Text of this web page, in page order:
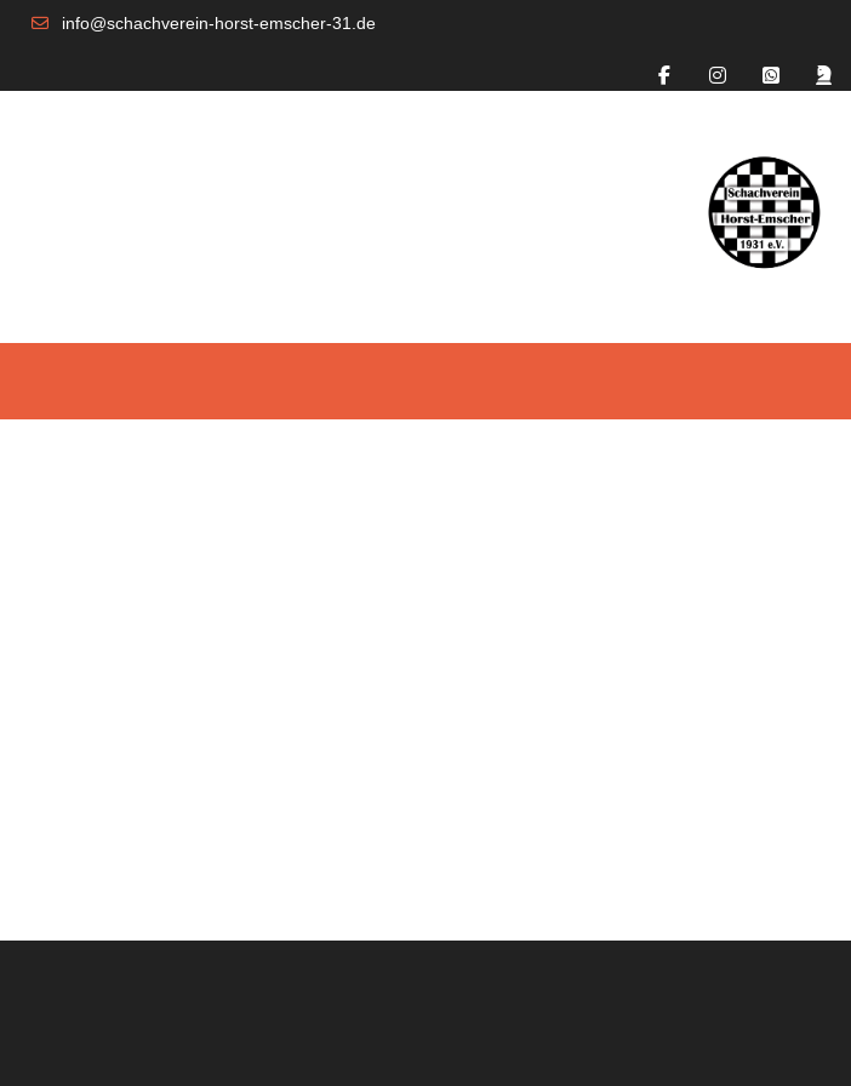
info@schachverein-horst-emscher-31.de